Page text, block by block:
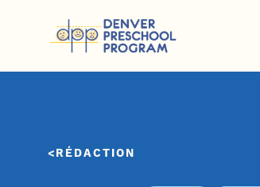
RÉDACTION